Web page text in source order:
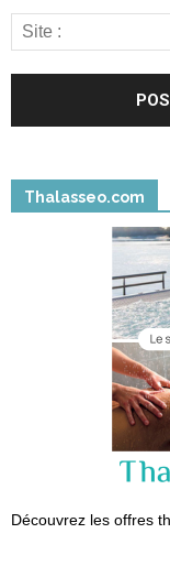
Thalasseo.com
Découvrez les offres